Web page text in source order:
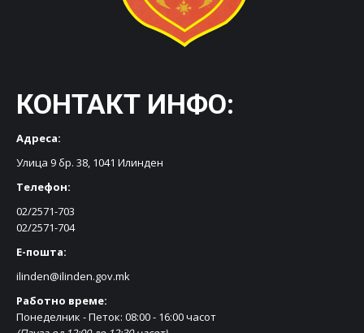
КОНТАКТ ИНФО:
Адреса:
Улица 9 бр. 38, 1041 Илинден
Телефон:
02/2571-703
02/2571-704
Е-пошта:
ilinden@ilinden.gov.mk
Работно време:
Понеделник - Петок: 08:00 - 16:00 часот